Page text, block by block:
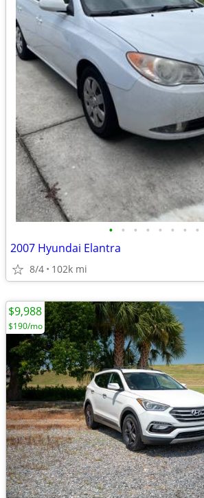
• • • • • • • •
2007 Hyundai Elantra
8/4 102k mi
$9,988
$190/mo